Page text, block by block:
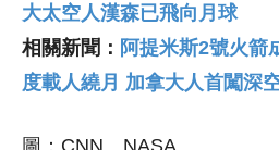
大太空人漢森已飛向月球
相關新聞： 阿提米斯2號火箭
度載人繞月 加拿大人首闖深